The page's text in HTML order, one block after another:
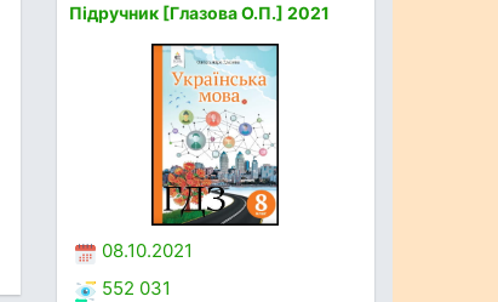
Підручник [Глазова О.П.] 2021
08.10.2021
552 031